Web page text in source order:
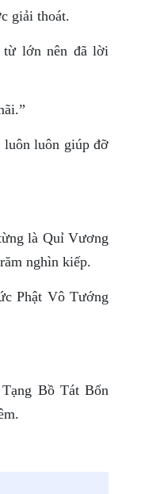
giải thoát.
từ lớn nên đã lời
luôn luôn giúp đỡ
là Quỉ Vương
nghìn kiếp.
Phật Vô Tướng
Bồ Tát Bổn